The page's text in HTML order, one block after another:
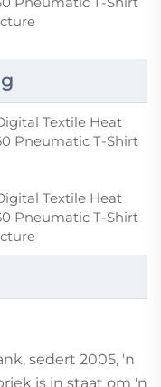
sedert 2005, 'n
is in staat om 'n